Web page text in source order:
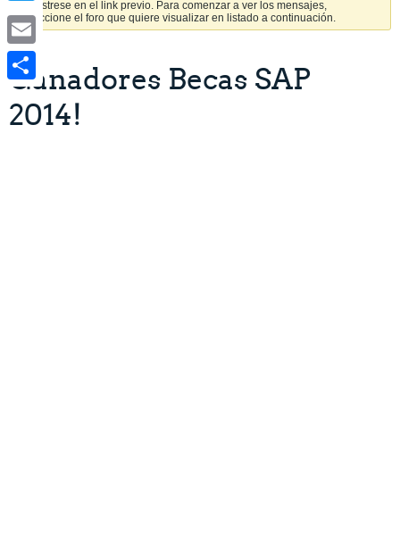
Regístrese en el link previo. Para comenzar a ver los mensajes,
seleccione el foro que quiere visualizar en listado a continuación.
Ganadores Becas SAP
2014!
Twitter
Email